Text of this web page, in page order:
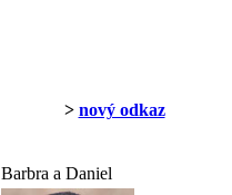
> nový odkaz
Barbra a Daniel